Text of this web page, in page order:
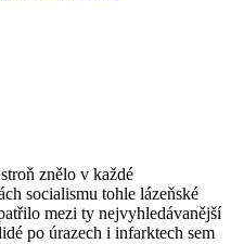
znělo v každé
socialismu tohle lázeňské
mezi ty nejvyhledávanější
po úrazech i infarktech sem